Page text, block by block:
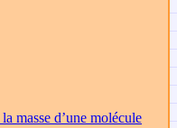
masse d’une molécule